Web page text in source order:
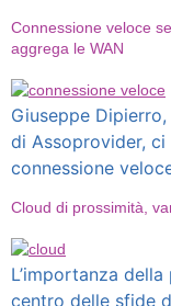
Connessione veloce
aggrega le WAN
Giuseppe
di Assoprovider,
connessione
Cloud di prossimità,
L’importanza
centro delle sfide